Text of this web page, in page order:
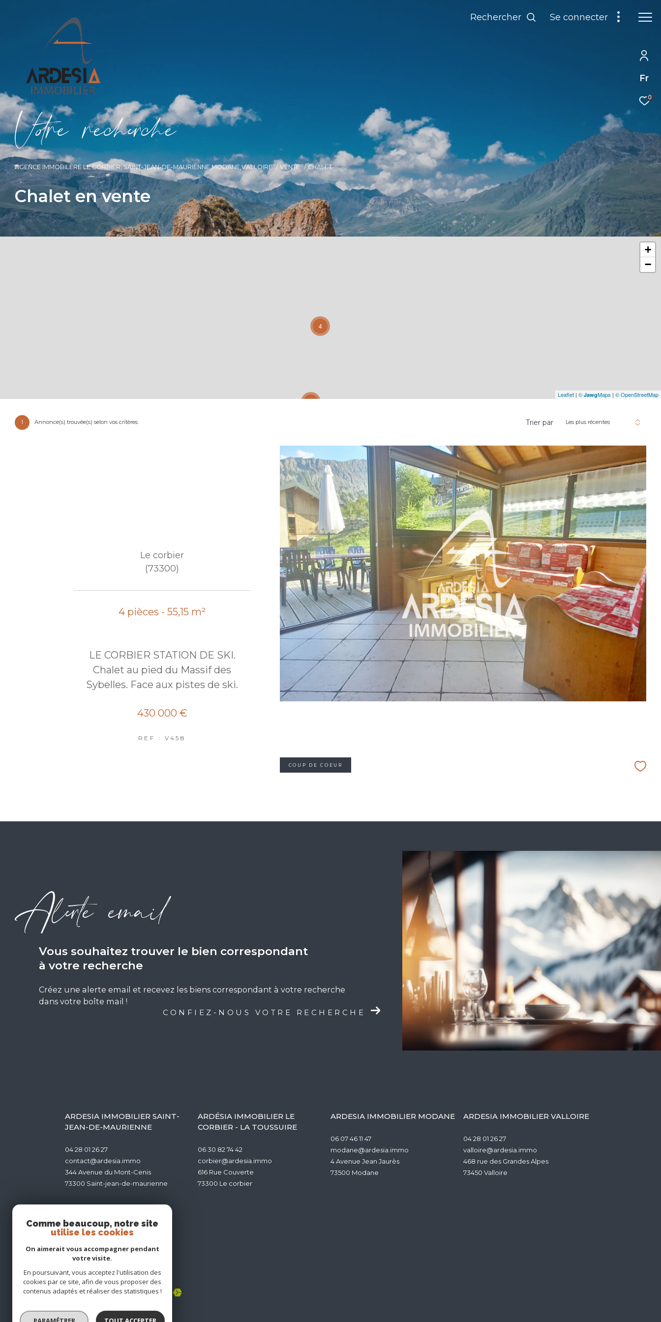
Fr
0
Rechercher Se connecter
Vore recece
AGENCE IMMOBILÈRE LE CORBIER, SAINT-JEAN-DE-MAURIENNE,MODANE,VALLOIRE VENTE CHALET
Chalet en vente
4
31
+
−
Leaflet | © JawgMaps | © OpenStreetMap
1 Annonce(s) trouvée(s) selon vos critères Trier par Les plus récentes
Le corbier
(73300)
4 pièces - 55,15 m²
LE CORBIER STATION DE SKI.
Chalet au pied du Massif des
Sybelles. Face aux pistes de ski.
430 000 €
REF : V458
COUP DE COEUR
Alerte email
vous souhaitez trouver le bien correspondant
à votre recherche
Créez une alerte email et recevez les biens correspondant à votre recherche
dans votre boîte mail !
CONFIEZ-NOUS VOTRE RECHERCHE
ARDESIA IMMOBILIER SAINT-
JEAN-DE-MAURIENNE
04 28 01 26 27
contact@ardesia.immo
344 Avenue du Mont-Cenis
73300
saint-jean-de-maurienne
ARDÉSIA IMMOBILIER LE
CORBIER - LA TOUSSUIRE
06 30 82 74 42
corbier@ardesia.immo
616 Rue Couverte
73300
le corbier
ARDESIA IMMOBILIER MODANE
06 07 46 11 47
modane@ardesia.immo
4 Avenue Jean Jaurès
73500
modane
ARDESIA IMMOBILIER VALLOIRE
04 28 01 26 27
valloire@ardesia.immo
468 rue des Grandes Alpes
73450
valloire
Comme beaucoup, notre site
utilise les cookies
On aimerait vous accompagner pendant
votre visite.
En poursuivant, vous acceptez l'utilisation des
cookies par ce site, afin de vous proposer des
contenus adaptés et réaliser des statistiques !